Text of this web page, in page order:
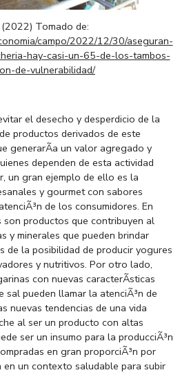
Tomado de:
campo/2022/12/30/aseguran-
hay-casi-un-65-de-los-tambos-
de-vulnerabilidad/
el desecho y desperdicio de la
productos derivados de este
generarÃ­a un valor agregado y
dependen de esta actividad
un gran ejemplo de ello es la
y gourmet con sabores
de los consumidores. En
productos que contribuyen al
y minerales que pueden brindar
de la posibilidad de producir yogures
y nutritivos. Por otro lado,
con nuevas caracterÃ­sticas
sal pueden llamar la atenciÃ³n de
nuevas tendencias de una vida
al ser un producto con altas
ser un insumo para la producciÃ³n
en gran proporciÃ³n por
en un contexto saludable para subir